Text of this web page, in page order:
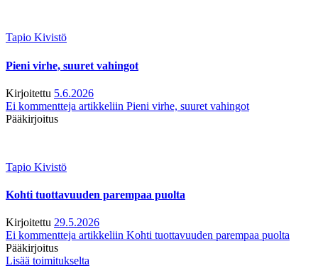
Tapio Kivistö
Pieni virhe, suuret vahingot
Kirjoitettu 5.6.2026
Ei kommentteja artikkeliin Pieni virhe, suuret vahingot
Pääkirjoitus
Tapio Kivistö
Kohti tuottavuuden parempaa puolta
Kirjoitettu 29.5.2026
Ei kommentteja artikkeliin Kohti tuottavuuden parempaa puolta
Pääkirjoitus
Lisää toimitukselta